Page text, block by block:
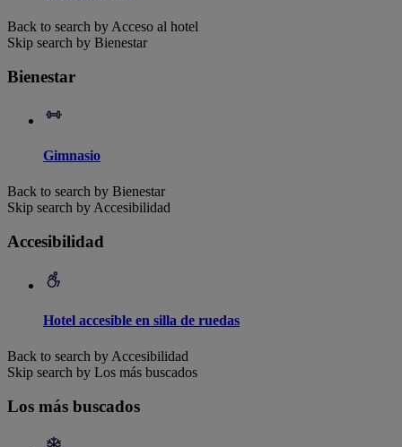
Back to search by Acceso al hotel
Skip search by Bienestar
Bienestar
Gimnasio
Back to search by Bienestar
Skip search by Accesibilidad
Accesibilidad
Hotel accesible en silla de ruedas
Back to search by Accesibilidad
Skip search by Los más buscados
Los más buscados